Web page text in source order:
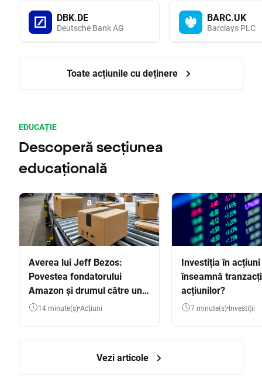
DBK.DE
Deutsche Bank AG
BARC.UK
Barclays PLC
Toate acțiunile cu deținere
EDUCAȚIE
Descoperă secțiunea
educațională
Averea lui Jeff Bezos:
Povestea fondatorului
Amazon și drumul către una
dintre cele mai mari averi
14 minute(s) Acțiuni
Investiția în
înseamnă
acțiunilor?
7 minute(s) Investiții
Vezi articole